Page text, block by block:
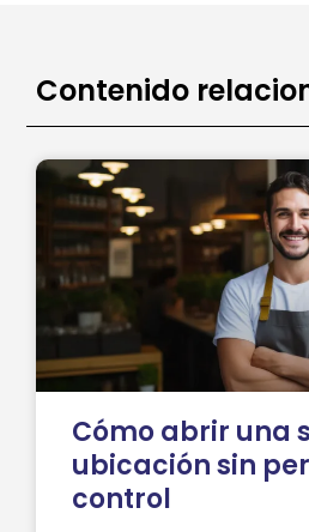
Contenido
Cómo abrir una
ubicación sin
control